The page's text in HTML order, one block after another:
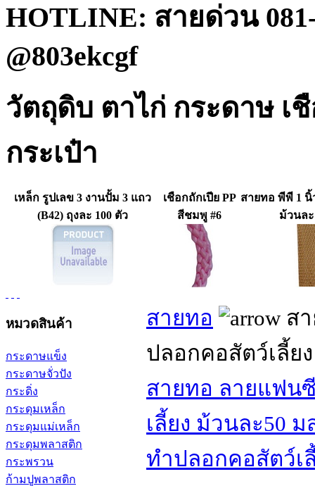
HOTLINE: สายด่วน
@803ekcgf
วัตถุดิบ ตาไก่ กระดาษ เ
กระเป๋า
เหล็ก รูปเลข 3 งานปั้ม 3 แถว
(B42) ถุงละ 100 ตัว
เชือกถักเปีย PP
สีชมพู #6
สายทอ พีพี 1 นิ้
ม้วนละ
หมวดสินค้า
กระดาษแข็ง
กระดาษจั่วปัง
กระดิ่ง
กระดุมเหล็ก
กระดุมแม่เหล็ก
กระดุมพลาสติก
กระพรวน
ก้ามปูพลาสติก
สายทอ
สา
ปลอกคอสัตว์เลี้ย
สายทอ ลายแฟน
เลี้ยง ม้วนละ50 ม
ทำปลอกคอสัตว์เ